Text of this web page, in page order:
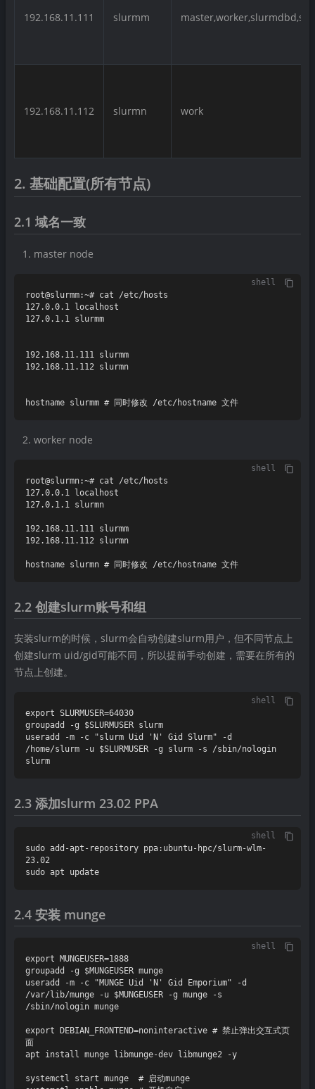
192.168.11.111 slurmm
192.168.11.112 slurmn work
2. 基础配置(所有节点)
2.1 域名一致
master node
shell
root@slurmm:~# cat /etc/hosts
127.0.0.1 localhost
127.0.1.1 slurmm
192.168.11.111 slurmm
192.168.11.112 slurmn
worker node
shell
root@slurmn:~# cat /etc/hosts
127.0.0.1 localhost
127.0.1.1 slurmn
192.168.11.111 slurmm
192.168.11.112 slurmn
2.2 创建slurm账号和组
安装slurm的时候，slurm会自动创建slurm用户，但不同节点上
创建slurm uid/gid可能不同，所以提前手动创建，需要在所有的
节点上创建。
shell
export SLURMUSER=64030
groupadd -g $SLURMUSER slurm
useradd -m -c "slurm Uid 'N' Gid Slurm" -d
/home/slurm -u $SLURMUSER -g slurm -s /sbin/nologin
2.3 添加slurm 23.02 PPA
shell
sudo add-apt-repository ppa:ubuntu-hpc/slurm-wlm-
23.02
2.4 安装 munge
shell
export MUNGEUSER=1888
groupadd -g $MUNGEUSER munge
useradd -m -c "MUNGE Uid 'N' Gid Emporium" -d
/var/lib/munge -u $MUNGEUSER -g munge -s
/sbin/nologin munge
export DEBIAN_FRONTEND=noninteractive # 禁止弹出交互式页
面
apt install munge libmunge-dev libmunge2 -y
systemctl start munge  # 启动munge